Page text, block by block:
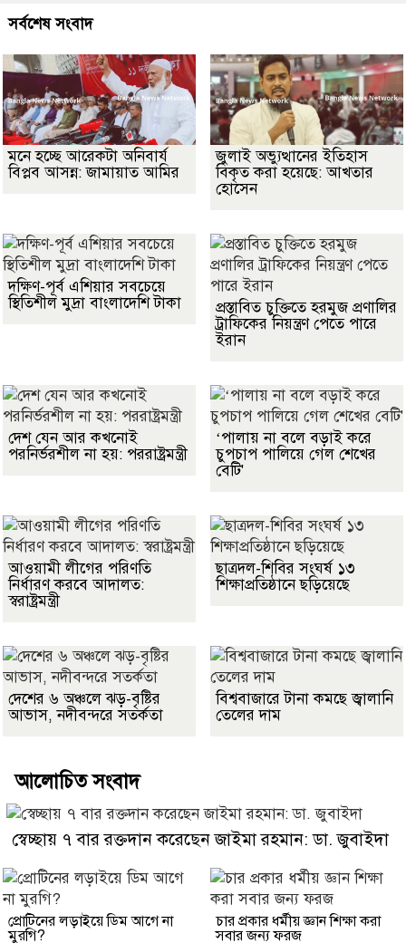
সর্বশেষ সংবাদ
মনে হচ্ছে আরেকটা অনিবার্য
বিপ্লব আসন্ন: জামায়াত আমির
জুলাই অভ্যুত্থানের ইতিহাস
বিকৃত করা হয়েছে: আখতার
হোসেন
দক্ষিণ-পূর্ব এশিয়ার সবচেয়ে
স্থিতিশীল মুদ্রা বাংলাদেশি টাকা
প্রস্তাবিত চুক্তিতে হরমুজ প্রণালির
ট্রাফিকের নিয়ন্ত্রণ পেতে পারে
ইরান
দেশ যেন আর কখনোই
পরনির্ভরশীল না হয়: পররাষ্ট্রমন্ত্রী
‘পালায় না বলে বড়াই করে
চুপচাপ পালিয়ে গেল শেখের
বেটি'
আওয়ামী লীগের পরিণতি
নির্ধারণ করবে আদালত:
স্বরাষ্ট্রমন্ত্রী
ছাত্রদল-শিবির সংঘর্ষ ১৩
শিক্ষাপ্রতিষ্ঠানে ছড়িয়েছে
দেশের ৬ অঞ্চলে ঝড়-বৃষ্টির
আভাস, নদীবন্দরে সতর্কতা
বিশ্ববাজারে টানা কমছে জ্বালানি
তেলের দাম
আলোচিত সংবাদ
স্বেচ্ছায় ৭ বার রক্তদান করেছেন জাইমা রহমান: ডা. জুবাইদা
প্রোটিনের লড়াইয়ে ডিম আগে না
মুরগি?
চার প্রকার ধর্মীয় জ্ঞান শিক্ষা করা
সবার জন্য ফরজ